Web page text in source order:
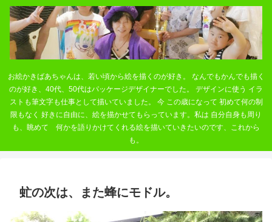
お絵かきばあちゃんは、若い頃から絵を描くのが好き。 なんでもかんでも描く
のが好き、40代、50代はパッケージデザイナーでした。 デザインに使う イラ
ストも筆文字も仕事として描いていました。 今 この歳になって 初めて何の制
限もなく 好きに自由に、絵を描かせてもらっています。私は 自分自身も周り
も、眺めて 何かを語りかけてくれる絵を描いていきたいのです、これから
も。
虻の次は、また蜂にモドル。